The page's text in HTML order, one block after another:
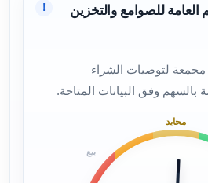
للصوامع والتخزين
لتوصيات الشراء
بالسهم وفق البيانات المتاحة.
!
بيع
محايد